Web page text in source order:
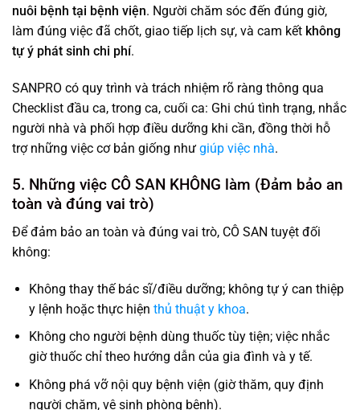
nuôi bệnh tại bệnh viện. Người chăm sóc đến đúng giờ,
làm đúng việc đã chốt, giao tiếp lịch sự, và cam kết không
tự ý phát sinh chi phí.
SANPRO có quy trình và trách nhiệm rõ ràng thông qua
Checklist đầu ca, trong ca, cuối ca: Ghi chú tình trạng, nhắc
người nhà và phối hợp điều dưỡng khi cần, đồng thời hỗ
trợ những việc cơ bản giống như giúp việc nhà.
5. Những việc CÔ SAN KHÔNG làm (Đảm bảo an
toàn và đúng vai trò)
Để đảm bảo an toàn và đúng vai trò, CÔ SAN tuyệt đối
không:
Không thay thế bác sĩ/điều dưỡng; không tự ý can thiệp
y lệnh hoặc thực hiện thủ thuật y khoa.
Không cho người bệnh dùng thuốc tùy tiện; việc nhắc
giờ thuốc chỉ theo hướng dẫn của gia đình và y tế.
Không phá vỡ nội quy bệnh viện (giờ thăm, quy định
người chăm, vệ sinh phòng bệnh).